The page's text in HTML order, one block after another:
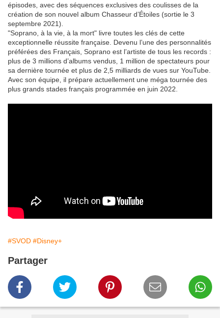
épisodes, avec des séquences exclusives des coulisses de la
création de son nouvel album Chasseur d’Étoiles (sortie le 3
septembre 2021).
"Soprano, à la vie, à la mort" livre toutes les clés de cette
exceptionnelle réussite française. Devenu l’une des personnalités
préférées des Français, Soprano est l’artiste de tous les records :
plus de 3 millions d’albums vendus, 1 million de spectateurs pour
sa dernière tournée et plus de 2,5 milliards de vues sur YouTube.
Avec son équipe, il prépare actuellement une méga tournée des
plus grands stades français programmée en juin 2022.
#SVOD #Disney+
Partager